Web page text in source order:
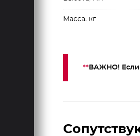
Масса, кг
** ВАЖНО! Если